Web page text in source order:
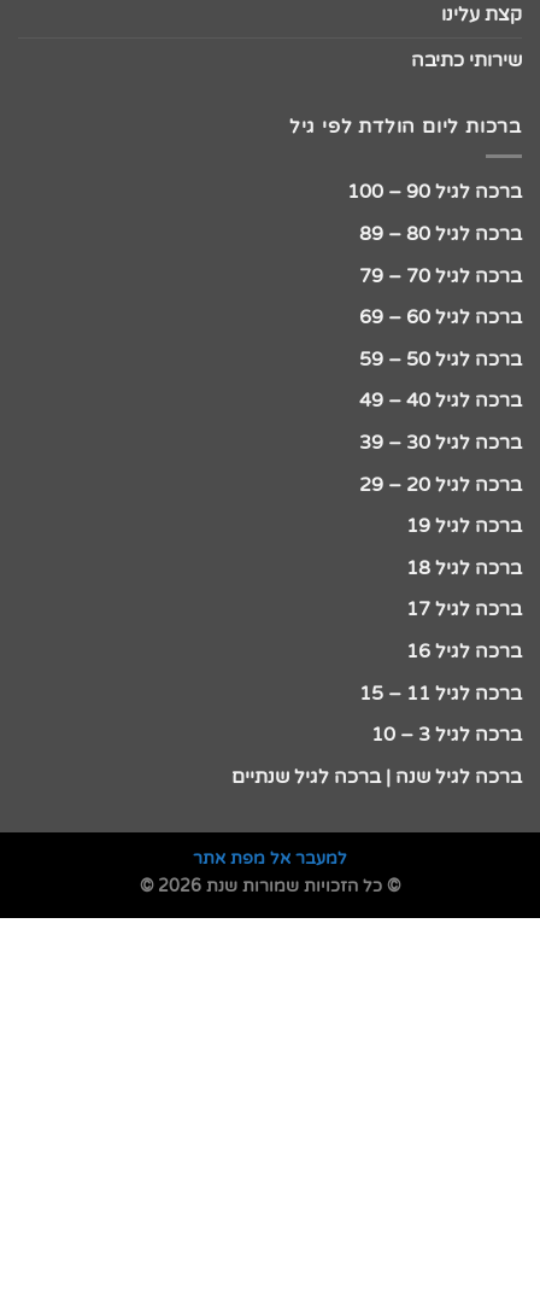
קצת עלינו
שירותי כתיבה
ברכות ליום הולדת לפי גיל
ברכה לגיל 90 – 100
ברכה לגיל 80 – 89
ברכה לגיל 70 – 79
ברכה לגיל 60 – 69
ברכה לגיל 50 – 59
ברכה לגיל 40 – 49
ברכה לגיל 30 – 39
ברכה לגיל 20 – 29
ברכה לגיל 19
ברכה לגיל 18
ברכה לגיל 17
ברכה לגיל 16
ברכה לגיל 11 – 15
ברכה לגיל 3 – 10
ברכה לגיל שנה | ברכה לגיל שנתיים
למעבר אל מפת אתר
© כל הזכויות שמורות שנת 2026 ©